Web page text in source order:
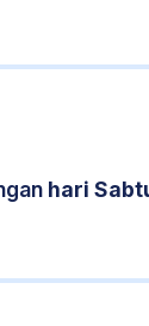
hari